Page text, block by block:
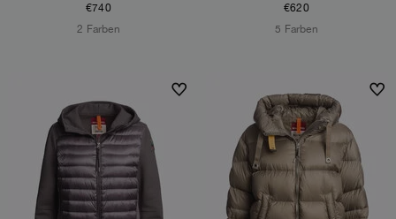
€740
2 Farben
€620
5 Farben
NEW ARRIVALS